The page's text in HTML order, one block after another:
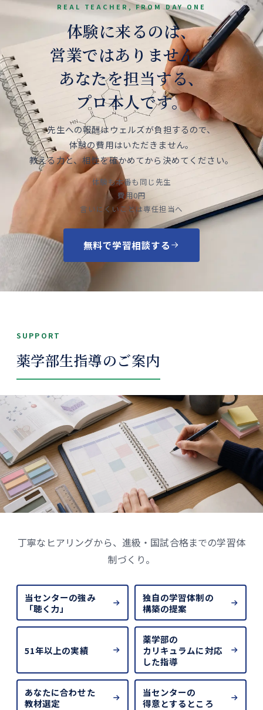
REAL TEACHER, FROM DAY ONE
体験に来るのは、
営業ではありません。
あなたを担当する、
プロ本人です。
先生への報酬はウェルズが負担するので、
体験の費用はいただきません。
教える力と、相性を確かめてから決めてください。
体験も本番も同じ先生
費用0円
言いにくいことは専任担当へ
無料で学習相談する
SUPPORT
薬学部生指導のご案内
丁寧なヒアリングから、進級・国試合格までの学習体
制づくり。
当センターの強み
「聴く力」
独自の学習体制の
構築の提案
51年以上の実績
薬学部の
カリキュラムに対応
した指導
あなたに合わせた
教材選定
当センターの
得意とする ところ